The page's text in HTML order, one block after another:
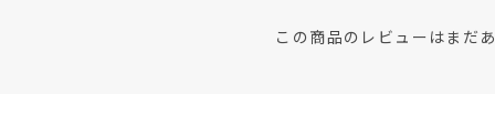
この商品のレビューはまだあ